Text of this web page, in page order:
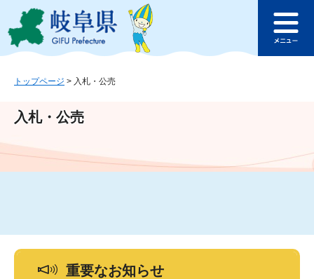
ジ
ュ
文
このページの本文へ
ュ
トップページ > 入札・公売
入札・公売
重要なお知らせ